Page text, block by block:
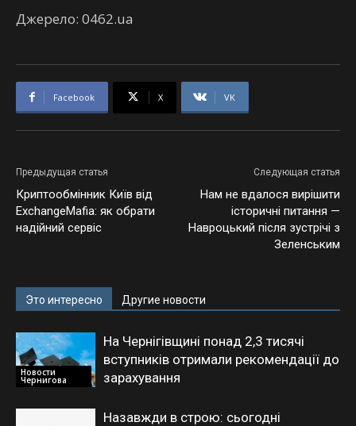
Джерело: 0462.ua
Facebook X VK
Предыдущая статья
Криптообмінник Київ від
ExchangeMafia: як обрати
надійний сервіс
Следующая статья
Нам не вдалося вирішити
історичні питання —
Навроцький після зустрічі з
Зеленським
Это интересно Другие новости
Новости
Чернигова
На Чернігівщині понад 2,3 тисячі
вступників отримали рекомендації до
зарахування
Назавжди в строю: сьогодні